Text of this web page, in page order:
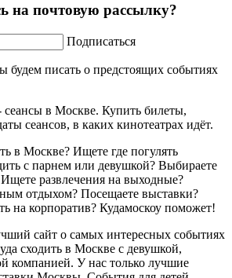
на почтовую рассылку?
Подписаться
будем писать о предстоящих событиях
в Москве. Купить билеты,
сеансов, в каких кинотеатрах идёт.
в Москве? Ищете где погулять
с парнем или девушкой? Выбираете
развлечения на выходные?
отдыхом? Посещаете выставки?
на корпоратив? Кудамоскоу поможет!
сайт о самых интересных событиях
сходить в Москве с девушкой,
компанией. У нас только лучшие